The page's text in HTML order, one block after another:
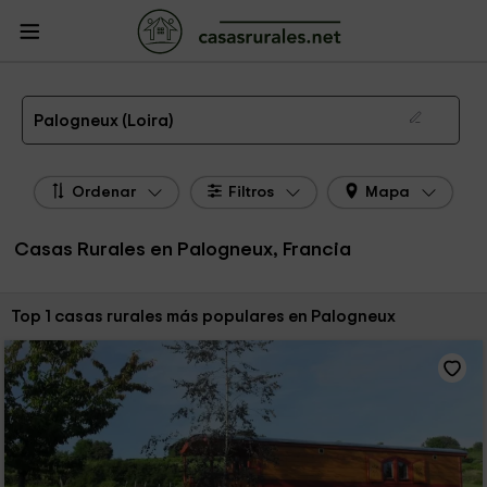
Casas Rurales Francia
Casas Rurales Loira
Casas Rurales Palogneux
Las 1 mejores casas rurales en Palogneux de 2026
Palogneux (Loira)
Ordenar Filtros Mapa
Casas Rurales en Palogneux, Francia
Ordenar por:
Top 1 casas rurales más populares en Palogneux